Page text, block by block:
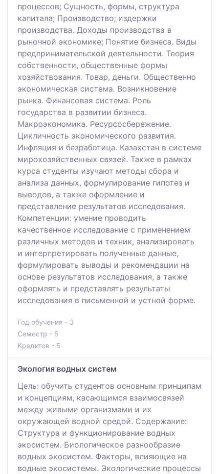
процессов; Сущность, формы, структура
капитала; Производство; издержки
производства. Доходы производства в
рыночной экономике; Понятие бизнеса. Виды
предпринимательской деятельности. Теория
собственности, общественные формы
хозяйствования. Товар, деньги. Общественно
экономическая система. Возникновение
рынка. Финансовая система. Роль
государства в развитии бизнеса.
Макроэкономика. Ресурсосбережение.
Цикличность экономического развития.
Инфляция и безработица. Казахстан в системе
мирохозяйственных связей. Также в рамках
курса студенты изучают методы сбора и
анализа данных, формулирование гипотез и
выводов, а также оформление и
представление результатов исследования.
Компетенции: умение проводить
качественное исследование с применением
различных методов и техник, анализировать
и интерпретировать полученные данные,
формулировать выводы и рекомендации на
основе результатов исследования, а также
оформлять и представлять результаты
исследования в письменной и устной форме.
Год обучения - 3
Семестр - 5
Кредитов - 5
Экология водных систем
Цель: обучить студентов основным принципам
и концепциям, касающимся взаимосвязей
между живыми организмами и их
окружающей водной средой. Содержание:
Структура и функционирование водных
экосистем. Биологическое разнообразие
водных экосистем. Факторы, влияющие на
водные экосистемы. Экологические процессы